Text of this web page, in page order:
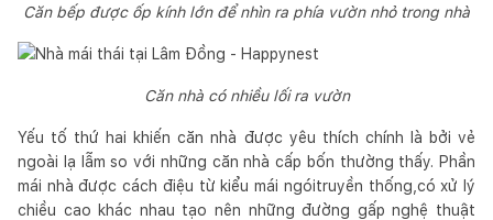
Căn bếp được ốp kính lớn để nhìn ra phía vườn nhỏ trong nhà
Căn nhà có nhiều lối ra vườn
Yếu tố thứ hai khiến căn nhà được yêu thích chính là bởi vẻ
ngoài lạ lẫm so với những căn nhà cấp bốn thường thấy. Phần
mái nhà được cách điệu từ kiểu mái ngóitruyền thống,có xử lý
chiều cao khác nhau tạo nên những đường gấp nghệ thuật